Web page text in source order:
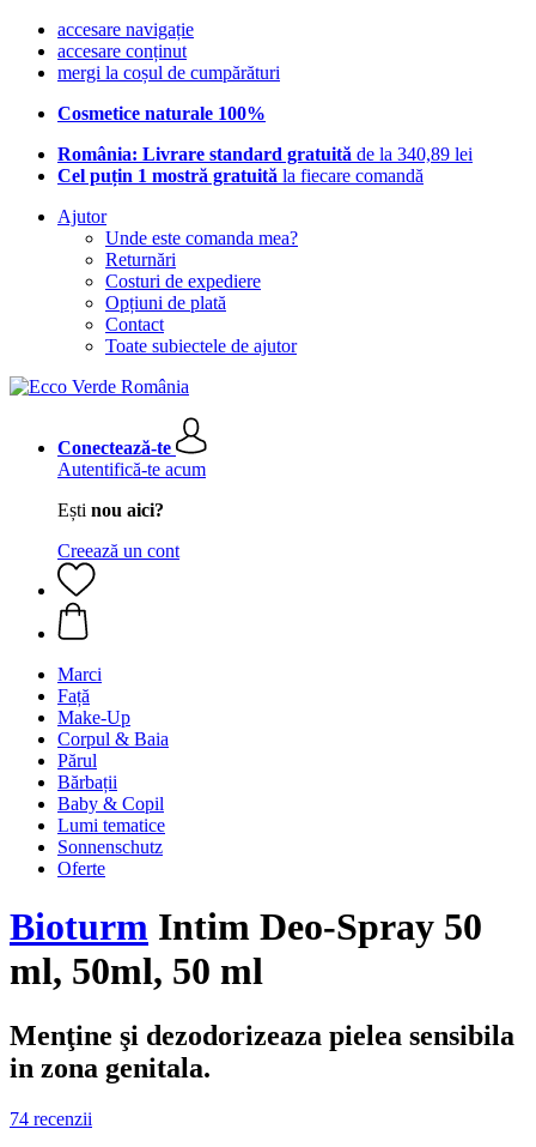
accesare navigație
accesare conținut
mergi la coșul de cumpărături
Cosmetice naturale 100%
România: Livrare standard gratuită de la 340,89 lei
Cel puțin 1 mostră gratuită la fiecare comandă
Ajutor
Unde este comanda mea?
Returnări
Costuri de expediere
Opțiuni de plată
Contact
Toate subiectele de ajutor
Conectează-te
Autentifică-te acum
Ești nou aici?
Creează un cont
Marci
Față
Make-Up
Corpul & Baia
Părul
Bărbații
Baby & Copil
Lumi tematice
Sonnenschutz
Oferte
Bioturm Intim Deo-Spray 50
ml, 50ml, 50 ml
Menţine şi dezodorizeaza pielea sensibila
in zona genitala.
74 recenzii